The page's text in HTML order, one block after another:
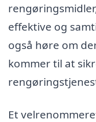
effektive og
også høre om
kommer til at
Et